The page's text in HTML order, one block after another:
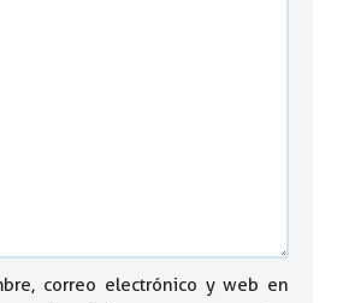
correo electrónico y web en